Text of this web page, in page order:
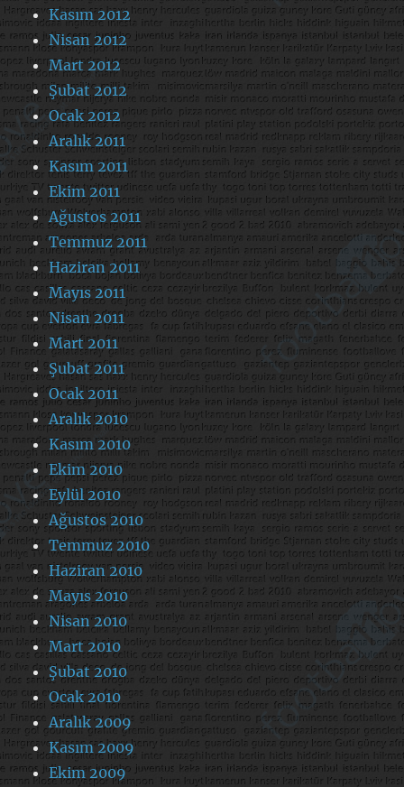
Kasım 2012
Nisan 2012
Mart 2012
Şubat 2012
Ocak 2012
Aralık 2011
Kasım 2011
Ekim 2011
Ağustos 2011
Temmuz 2011
Haziran 2011
Mayıs 2011
Nisan 2011
Mart 2011
Şubat 2011
Ocak 2011
Aralık 2010
Kasım 2010
Ekim 2010
Eylül 2010
Ağustos 2010
Temmuz 2010
Haziran 2010
Mayıs 2010
Nisan 2010
Mart 2010
Şubat 2010
Ocak 2010
Aralık 2009
Kasım 2009
Ekim 2009